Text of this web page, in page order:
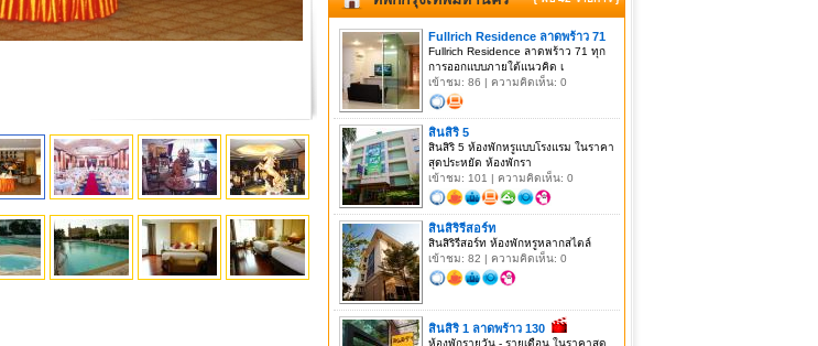
Fullrich Residence ลาดพร้าว 71
Fullrich Residence ลาดพร้าว 71 ทุก
การออกแบบภายใต้แนวคิด เ
เข้าชม: 86 | ความคิดเห็น: 0
สินสิริ 5
สินสิริ 5 ห้องพักหรูแบบโรงแรม ในราคา
สุดประหยัด ห้องพักรา
เข้าชม: 101 | ความคิดเห็น: 0
สินสิริรีสอร์ท
สินสิริรีสอร์ท ห้องพักหรูหลากสไตล์
เข้าชม: 82 | ความคิดเห็น: 0
สินสิริ 1 ลาดพร้าว 130
ห้องพักรายวัน - รายเดือน ในราคาสุด